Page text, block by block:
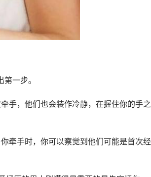
一步。
手，他们也会装作冷静，在握住你的手
牵手时，你可以察觉到他们可能是首次